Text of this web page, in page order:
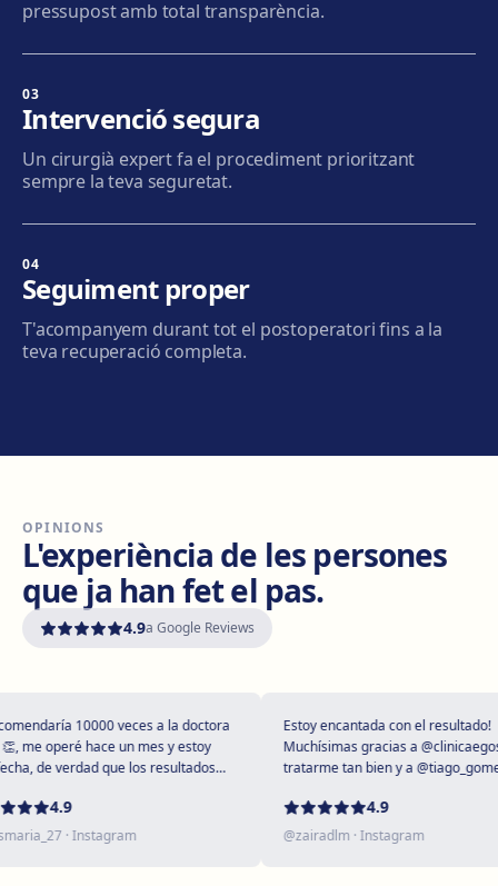
Terrassa
Mataró
Via Europa, 58, 08304 Mataró
Granollers
Carrer de Joan Prim, 58, 08402 Granollers
Com arribarVeure clínica
Vilanova i la Geltrú
Avinguda del Garraf, 69, 08800 Vilanova i la Geltrú
Com arribar Veure clínica
Com arribar Veure clínica
Rambla President Francesc Macià, 10, 43005 Tarragona
pressupost amb total transparència.
03
Intervenció segura
Un cirurgià expert fa el procediment prioritzant
sempre la teva seguretat.
04
Seguiment proper
T'acompanyem durant tot el postoperatori fins a la
teva recuperació completa.
OPINIONS
L'experiència de les persones
que ja han fet el pas.
4.9a Google Reviews
10000 veces a la doctora
me operé hace un mes y estoy
de verdad que los resultados
4.9
· Instagram
Estoy encantada con el resultado!
Muchísimas gracias a @clinicaegos
tratarme tan bien y a @tiago_gomes
expectativas sin duda ❤️
4.9
zairadlm· Instagram